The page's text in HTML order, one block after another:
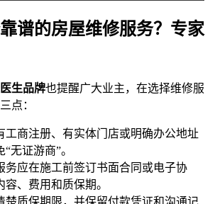
谱的房屋维修服务？专家
生品牌也提醒广大业主，在选择维修服
点：
工商注册、有实体门店或明确办公地址
无证游商”。
务应在施工前签订书面合同或电子协
、费用和质保期。